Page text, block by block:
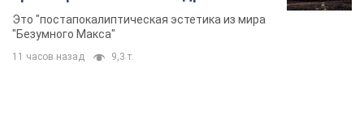
Фото
Это "постапокалиптическая эстетика из мира
"Безумного Макса"
11 часов назад 9,3 т.